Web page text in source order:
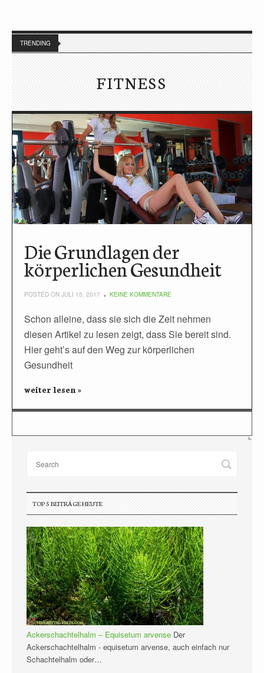
TRENDING
FITNESS
Die Grundlagen der
körperlichen Gesundheit
POSTED ON JULI 15, 2017 KEINE KOMMENTARE
Schon alleine, dass sie sich die Zeit nehmen
diesen Artikel zu lesen zeigt, dass Sie bereit sind.
Hier geht’s auf den Weg zur körperlichen
Gesundheit
weiter lesen »
TOP 5 BEITRÄGE HEUTE
Ackerschachtelhalm – Equisetum arvense Der
Ackerschachtelhalm - equisetum arvense, auch einfach nur
Schachtelhalm oder…